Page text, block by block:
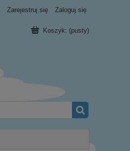
Zarejestruj się Zaloguj się
Koszyk: (pusty)